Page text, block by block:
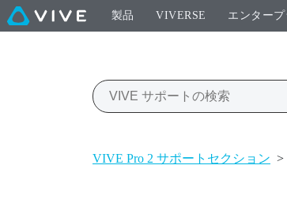
製品 VIVERSE エンター
VIVE Pro 2 サポートセクション >